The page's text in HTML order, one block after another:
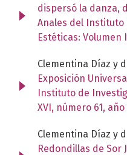
dispersó la danza,
Anales del Instituto
Estéticas: Volumen
Clementina Díaz y
Exposición
Instituto de
XVI, número 61, año
Clementina Díaz y
Redondillas de Sor